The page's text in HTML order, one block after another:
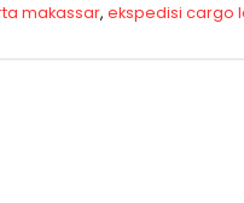
makassar, ekspedisi cargo